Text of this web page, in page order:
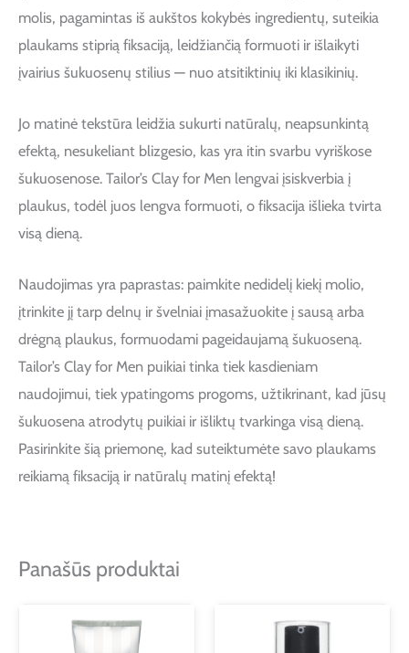
molis, pagamintas iš aukštos kokybės ingredientų, suteikia
plaukams stiprią fiksaciją, leidžiančią formuoti ir išlaikyti
įvairius šukuosenų stilius — nuo atsitiktinių iki klasikinių.
Jo matinė tekstūra leidžia sukurti natūralų, neapsunkintą
efektą, nesukeliant blizgesio, kas yra itin svarbu vyriškose
šukuosenose. Tailor’s Clay for Men lengvai įsiskverbia į
plaukus, todėl juos lengva formuoti, o fiksacija išlieka tvirta
visą dieną.
Naudojimas yra paprastas: paimkite nedidelį kiekį molio,
įtrinkite jį tarp delnų ir švelniai įmasažuokite į sausą arba
drėgną plaukus, formuodami pageidaujamą šukuoseną.
Tailor’s Clay for Men puikiai tinka tiek kasdieniam
naudojimui, tiek ypatingoms progoms, užtikrinant, kad jūsų
šukuosena atrodytų puikiai ir išliktų tvarkinga visą dieną.
Pasirinkite šią priemonę, kad suteiktumėte savo plaukams
reikiamą fiksaciją ir natūralų matinį efektą!
Panašūs produktai